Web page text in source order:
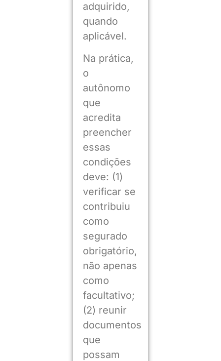
adquirido,
quando
aplicável.
Na prática,
o
autônomo
que
acredita
preencher
essas
condições
deve: (1)
verificar se
contribuiu
como
segurado
obrigatório,
não apenas
como
facultativo;
(2) reunir
documentos
que
possam